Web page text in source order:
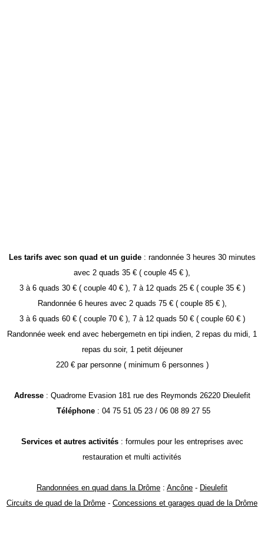
Les tarifs avec son quad et un guide: randonnée 3 heures 30 minutes
avec 2 quads 35 € ( couple 45 € ),
3 à 6 quads 30 € ( couple 40 € ), 7 à 12 quads 25 € ( couple 35 € )
Randonnée 6 heures avec 2 quads 75 € ( couple 85 € ),
3 à 6 quads 60 € ( couple 70 € ), 7 à 12 quads 50 € ( couple 60 € )
Randonnée week end avec hebergemetn en tipi indien, 2 repas du midi, 1
repas du soir, 1 petit déjeuner
220 € par personne ( minimum 6 personnes )
Adresse: Quadrome Evasion 181 rue des Reymonds 26220 Dieulefit
Téléphone: 04 75 51 05 23 / 06 08 89 27 55
Services et autres activités: formules pour les entreprises avec
restauration et multi activités
Randonnées en quad dans la Drôme : Ancône - Dieulefit
Circuits de quad de la Drôme - Concessions et garages quad de la Drôme